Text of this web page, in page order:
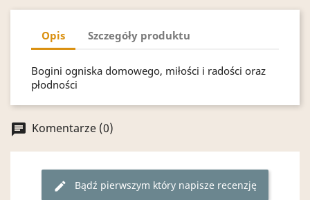
Opis Szczegóły produktu
Bogini ogniska domowego, miłości i radości oraz
płodności
chat Komentarze (0)
edit Bądź pierwszym który napisze recenzję